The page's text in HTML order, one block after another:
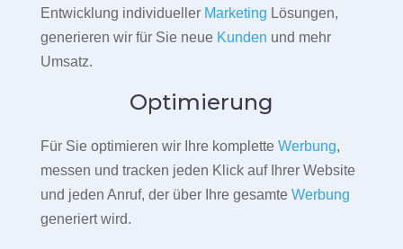
Entwicklung individueller Marketing Lösungen,
generieren wir für Sie neue Kunden und mehr
Umsatz.
Optimierung
Für Sie optimieren wir Ihre komplette Werbung,
messen und tracken jeden Klick auf Ihrer Website
und jeden Anruf, der über Ihre gesamte Werbung
generiert wird.